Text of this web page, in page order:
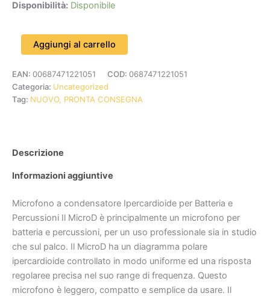
Disponibilità: Disponibile
Aggiungi al carrello
EAN: 00687471221051 COD: 0687471221051
Categoria: Uncategorized
Tag: NUOVO, PRONTA CONSEGNA
Descrizione
Informazioni aggiuntive
Microfono a condensatore Ipercardioide per Batteria e
Percussioni Il MicroD è principalmente un microfono per
batteria e percussioni, per un uso professionale sia in studio
che sul palco. Il MicroD ha un diagramma polare
ipercardioide controllato in modo uniforme ed una risposta
regolaree precisa nel suo range di frequenza. Questo
microfono è leggero, compatto e semplice da usare. Il